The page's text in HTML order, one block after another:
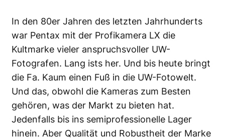
In den 80er Jahren des letzten Jahrhunderts
war Pentax mit der Profikamera LX die
Kultmarke vieler anspruchsvoller UW-
Fotografen. Lang ists her. Und bis heute bringt
die Fa. Kaum einen Fuß in die UW-Fotowelt.
Und das, obwohl die Kameras zum Besten
gehören, was der Markt zu bieten hat.
Jedenfalls bis ins semiprofessionelle Lager
hinein. Aber Qualität und Robustheit der Marke